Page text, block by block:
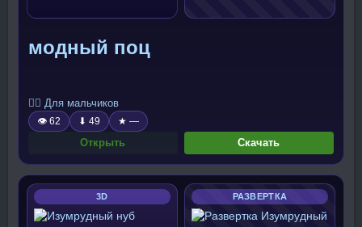
модный поц
🧍‍♂️ Для мальчиков
👁 62 ⬇ 49 ★ —
Открыть Скачать
3D РАЗВЕРТКА